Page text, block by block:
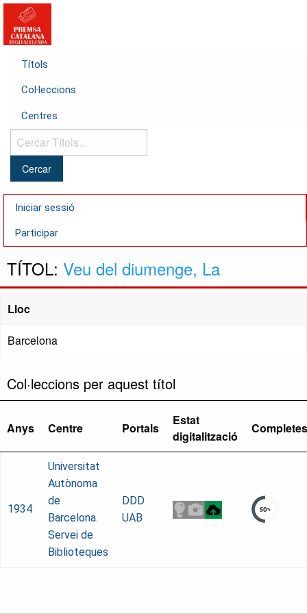
Títols
Col·leccions
Centres
Cercar
Títols...
Iniciar sessió
Participar
TÍTOL: Veu del diumenge, La
Lloc
Barcelona
Col·leccions per aquest títol
Anys Centre Portals
Estat
digitalització
1934
Universitat
Autònoma
de
Barcelona.
Servei de
Biblioteques
DDD
UAB